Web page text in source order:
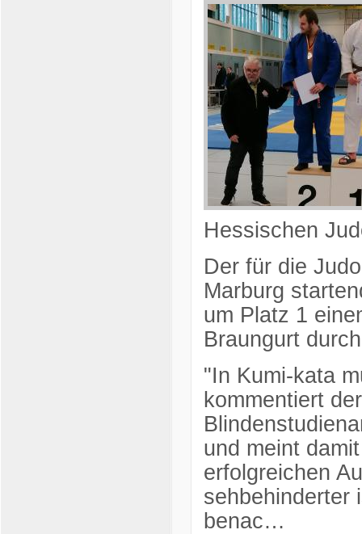
Hessischen
Der für die
Marburg
um Platz 1
Braungurt
"In Kumi-kata
kommentiert
und meint
erfolgreichen
sehbehinderter
benac…